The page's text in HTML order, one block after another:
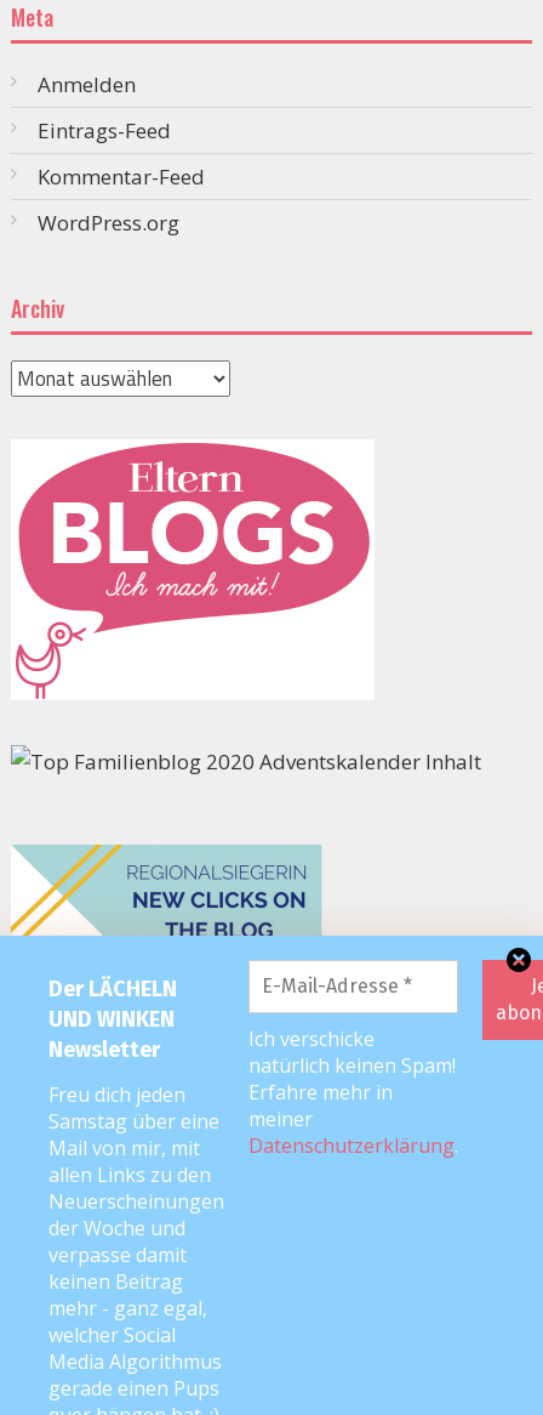
Der LÄCHELN
UND WINKEN
Newsletter
Freu dich jeden
Samstag über eine
Mail von mir, mit
allen Links zu den
Neuerscheinungen
der Woche und
verpasse damit
keinen Beitrag
mehr - ganz egal,
welcher Social
Media Algorithmus
gerade einen Pups
Ich verschicke
natürlich keinen Spam!
Erfahre mehr in
meiner
Datenschutzerklärung.
Meta
Anmelden
Eintrags-Feed
Kommentar-Feed
WordPress.org
Archiv
Archiv
2026 editorial|Editorial Pro by
Copyright © Anke Neckar